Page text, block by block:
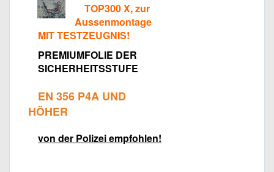
TOP300 X, zur
Aussenmontage
MIT TESTZEUGNIS!
PREMIUMFOLIE DER
SICHERHEITSSTUFE
EN 356 P4A UND
HÖHER
von der Polizei empfohlen!